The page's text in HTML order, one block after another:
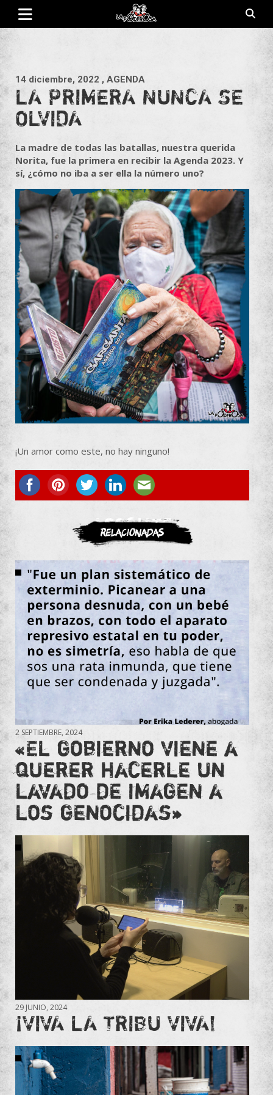
Saltar
contenido
14 diciembre, 2022 , AGENDA
LA PRIMERA NUNCA SE
OLVIDA
La madre de todas las batallas, nuestra querida
Norita, fue la primera en recibir la Agenda 2023. Y
sí, ¿cómo no iba a ser ella la número uno?
¡Un amor como este, no hay ninguno!
ASOCIATE
Relacionadas
2 SEPTIEMBRE, 2024
«El gobierno viene a
querer hacerle un
lavado de imagen a
los genocidas»
29 JUNIO, 2024
¡VIVA LA TRIBU VIVA!